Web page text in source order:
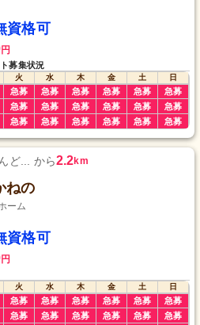
資格可
円
募集状況
火 水 木 金 土
日
急募 急募 急募 急募 急募 急募
急募 急募 急募 急募 急募 急募
急募 急募 急募 急募 急募 急募
ど... から2.2km
ねの
ーム
資格可
円
火 水 木 金 土
日
急募 急募 急募 急募 急募 急募
急募 急募 急募 急募 急募 急募